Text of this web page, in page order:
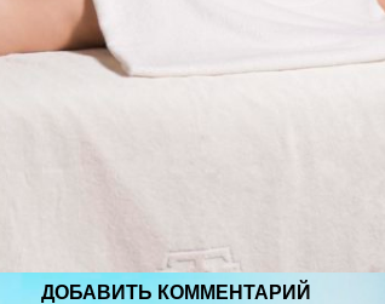
ДОБАВИТЬ КОММЕНТАРИЙ